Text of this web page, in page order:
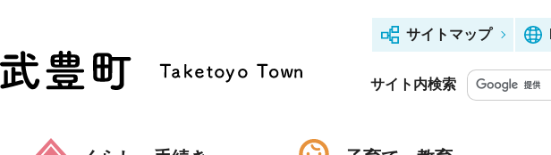
サイトマップ
サイト内検索